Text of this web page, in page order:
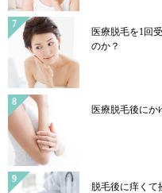
医療脱毛を1回
のか？
医療脱毛後にか
脱毛後に痒くて